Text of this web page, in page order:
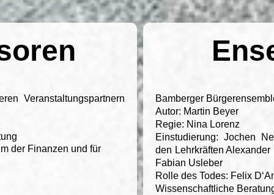
Veranstaltungspartnern
der Finanzen und für
Bamberger
Autor: Martin Beyer
Regie: Nina Lorenz
Einstudierung: Jochen
den Lehrkräften
Fabian Usleber
Rolle des Todes: Felix
Wissenschaftliche